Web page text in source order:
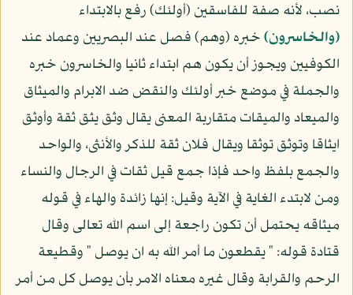
نصب، لأنه صفة للفاسقين (أولئك) رفع بالابتداء
(والخاسرون)خبره (وهم) فصل عند البصريين وعماد عند
الكوفيين ويجوز أن يكون هم ابتداء ثانيا والخاسرون خبره
والجملة في موضع خبر أولئك والنقض ضد الابرام والميثاق
والميعاد والميقات متقاربة المعنى يقال وثق يثق ثقة وأوثق
ايثاقا وتوثق توثقا ويقال فلان ثقة للذكر والأنثى، والواحد
والجمع بلفظ واحد فإذا جمع قيل ثقات في الرجال والنساء
ومن لابتدء الغاية في الآية وقيل: إنها زائدة والهاء في قوله
ميثاقه يحتمل أن تكون راجعة إلى اسم الله تعالى وقال
قتادة قوله: " يقطعون ما أمر الله به ان يوصل " وقطيعة
الرحم والقرابة وقال غيره معناه الامر بأن يوصل كل من أمر